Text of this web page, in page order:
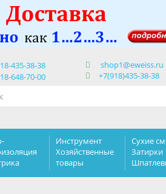
435-38-38
648-70-00
shop1@eweiss.ru
+7(918)435-38-38
Инструмент
Хозяйственные
товары
Сухие
Затирки